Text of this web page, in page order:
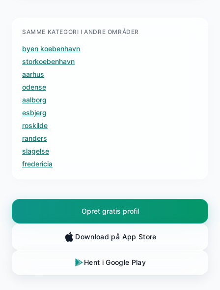
SAMME KATEGORI I ANDRE OMRÅDER
byen koebenhavn
storkoebenhavn
aarhus
odense
aalborg
esbjerg
roskilde
randers
slagelse
fredericia
Opret gratis profil
Download på App Store
Hent i Google Play